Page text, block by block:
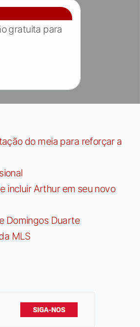
gratuita para
do meia para reforçar a
incluir Arthur em seu novo
Domingos Duarte
MLS